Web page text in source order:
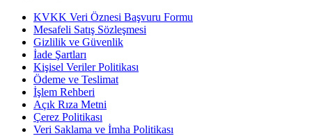
KVKK Veri Öznesi Başvuru Formu
Mesafeli Satış Sözleşmesi
Gizlilik ve Güvenlik
İade Şartları
Kişisel Veriler Politikası
Ödeme ve Teslimat
İşlem Rehberi
Açık Rıza Metni
Çerez Politikası
Veri Saklama ve İmha Politikası